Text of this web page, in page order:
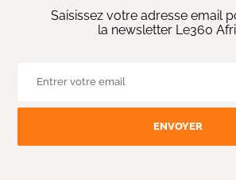
Saisissez votre adresse email
la newsletter Le360
ENVOYER